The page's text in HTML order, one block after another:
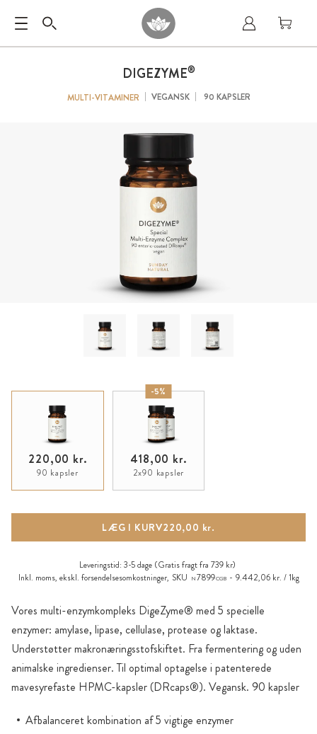
DIGEZYME®
MULTI-VITAMINER VEGANSK 90 KAPSLER
Vores multi-enzymkompleks DigeZyme® med 5 specielle
enzymer: amylase, lipase, cellulase, protease og laktase.
Understøtter makronæringsstofskiftet. Fra fermentering og uden
animalske ingredienser. Til optimal optagelse i patenterede
mavesyrefaste HPMC-kapsler (DRcaps®). Vegansk. 90 kapsler
Afbalanceret kombination af 5 vigtige enzymer
220,00 kr.
90 kapsler
-5%
418,00 kr.
2x90 kapsler
LÆG I KURV220,00 kr.
Leveringstid: 3-5 dage (Gratis fragt fra 739 kr)
Inkl. moms, ekskl. forsendelsesomkostninger, SKU N7899CGB 9.442,06 kr. / 1kg